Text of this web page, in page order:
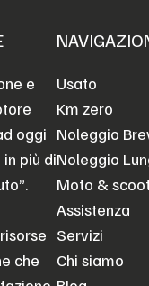
e
oggi
più di
che
Usato
Km zero
Noleggio
Noleggio
Moto &
Assistenza
Servizi
Chi siamo